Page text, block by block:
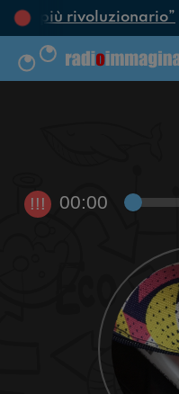
più rivoluzionario”
!!! 00:00